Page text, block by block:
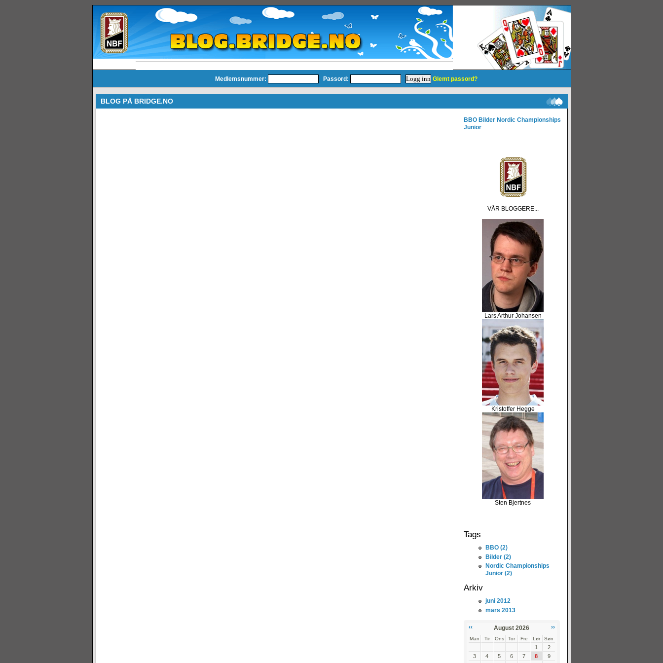
Medlemsnummer: Passord: Glemt passord?
BLOG PÅ BRIDGE.NO
BBO Bilder Nordic Championships
Junior
VÅR BLOGGERE...
Lars Arthur Johansen
Kristoffer Hegge
Sten Bjertnes
Tags
BBO (2)
Bilder (2)
Nordic Championships
Junior (2)
Arkiv
juni 2012
mars 2013
‹‹ ››
August 2026
Man Tir Ons Tor Fre Lør Søn
1
2
3
4 5 6 7 8
9